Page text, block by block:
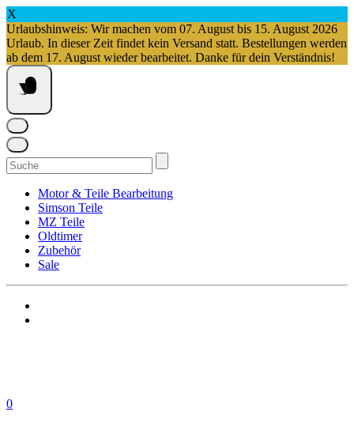
X
Urlaubshinweis: Wir machen vom 07. August bis 15. August 2026
Urlaub. In dieser Zeit findet kein Versand statt. Bestellungen werden
ab dem 17. August wieder bearbeitet. Danke für dein Verständnis!
Springe
zum
Inhalt
Suchen
nach:
Motor & Teile Bearbeitung
Simson Teile
MZ Teile
Oldtimer
Zubehör
Sale
0